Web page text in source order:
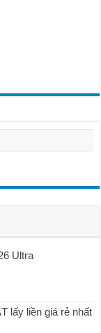
Ultra
lấy liền giá rẻ nhất